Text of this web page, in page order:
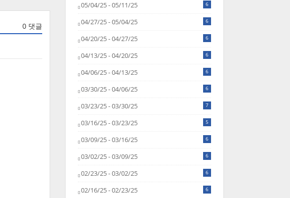
0 댓글
05/04/25 - 05/11/25 6
04/27/25 - 05/04/25 6
04/20/25 - 04/27/25 6
04/13/25 - 04/20/25 6
04/06/25 - 04/13/25 6
03/30/25 - 04/06/25 6
03/23/25 - 03/30/25 7
03/16/25 - 03/23/25 5
03/09/25 - 03/16/25 6
03/02/25 - 03/09/25 6
02/23/25 - 03/02/25 6
02/16/25 - 02/23/25 6